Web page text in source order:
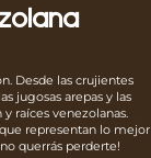
Desde las crujientes
jugosas arepas y las
raíces venezolanas.
representan lo mejor
querrás perderte!